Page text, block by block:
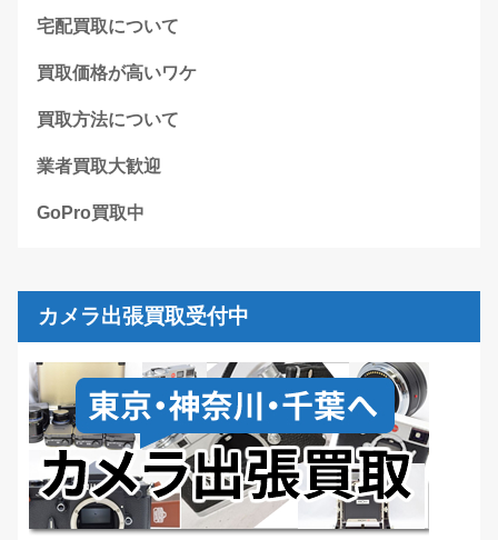
宅配買取について
買取価格が高いワケ
買取方法について
業者買取大歓迎
GoPro買取中
カメラ出張買取受付中